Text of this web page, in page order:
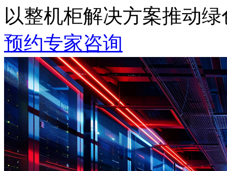
以整机柜解决方案推动
预约专家咨询